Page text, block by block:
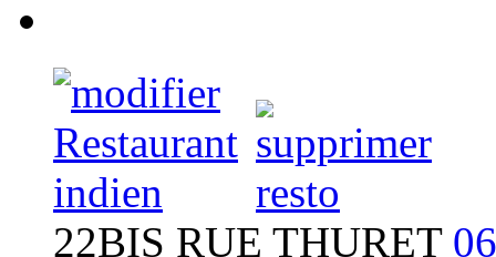
22BIS RUE THURET